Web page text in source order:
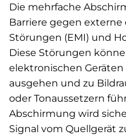
Die mehrfache
Barriere gegen
Störungen (EMI) und
Diese Störungen
elektronischen
ausgehen und zu
oder Tonaussetzern
Abschirmung wird
Signal vom Quellgerät